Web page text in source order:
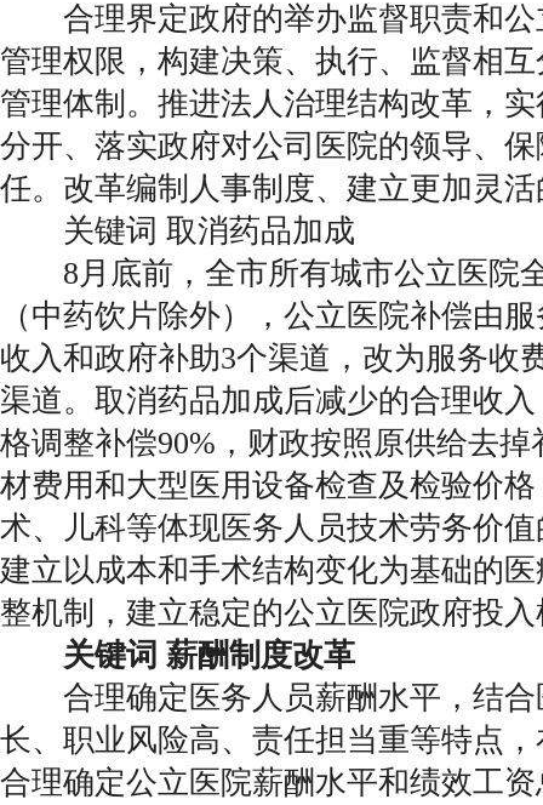
合理界定政府的举办监督职责和公
管理权限，构建决策、执行、监督相
管理体制。推进法人治理结构改革，
分开、落实政府对公司医院的领导、
任。改革编制人事制度、建立更加灵
关键词 取消药品加成
8月底前，全市所有城市公立医院
（中药饮片除外），公立医院补偿由
收入和政府补助3个渠道，改为服务收
渠道。取消药品加成后减少的合理收
格调整补偿90%，财政按照原供给去掉
材费用和大型医用设备检查及检验价
术、儿科等体现医务人员技术劳务价
建立以成本和手术结构变化为基础的
整机制，建立稳定的公立医院政府投
关键词 薪酬制度改革
合理确定医务人员薪酬水平，结合
长、职业风险高、责任担当重等特点
合理确定公立医院薪酬水平和绩效工